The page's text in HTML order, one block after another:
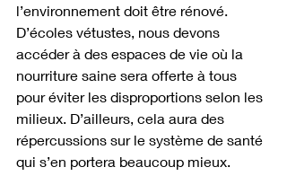
l’environnement doit être rénové.
D’écoles vétustes, nous devons
accéder à des espaces de vie où la
nourriture saine sera offerte à tous
pour éviter les disproportions selon les
milieux. D’ailleurs, cela aura des
répercussions sur le système de santé
qui s’en portera beaucoup mieux.